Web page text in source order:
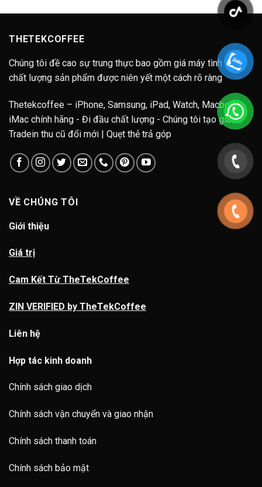
THETEKCOFFEE
Chúng tôi đề cao sự trung thực bao gồm giá máy tình trạng
chất lượng sản phẩm được niên yết một cách rõ ràng
Thetekcoffee – iPhone, Samsung, iPad, Watch, Macbook,
iMac chính hãng - Đi đầu chất lượng - Chúng tôi tạo giá trị.
Tradein thu cũ đổi mới | Quẹt thẻ trả góp
VỀ CHÚNG TÔI
Giới thiệu
Giá trị
Cam Kết Từ TheTekCoffee
ZIN VERIFIED by TheTekCoffee
Liên hệ
Hợp tác kinh doanh
Chính sách giao dịch
Chính sách vận chuyển và giao nhận
Chính sách thanh toán
Chính sách bảo mật